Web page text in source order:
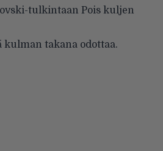
tulkintaan Pois kuljen
kulman takana odottaa.